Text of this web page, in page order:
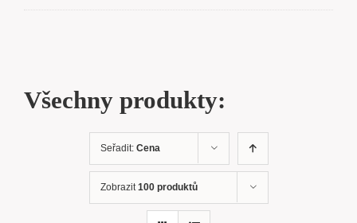
Všechny produkty:
Seřadit: Cena
Zobrazit 100 produktů